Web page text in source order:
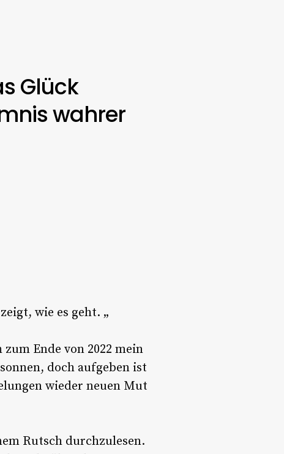
Glück
wahrer
wie es geht. „
Ende von 2022 mein
doch aufgeben ist
wieder neuen Mut
Rutsch durchzulesen.